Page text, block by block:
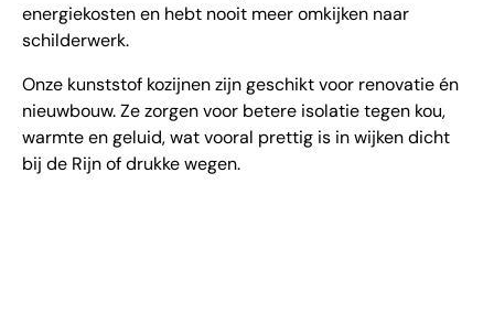
energiekosten en hebt nooit meer omkijken naar
schilderwerk.
Onze kunststof kozijnen zijn geschikt voor renovatie én
nieuwbouw. Ze zorgen voor betere isolatie tegen kou,
warmte en geluid, wat vooral prettig is in wijken dicht
bij de Rijn of drukke wegen.